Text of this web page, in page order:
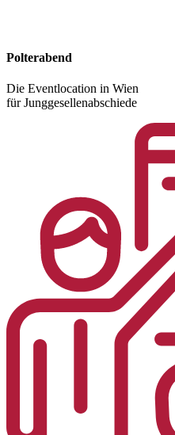
Polterabend
Die Eventlocation in Wien
für Junggesellenabschiede